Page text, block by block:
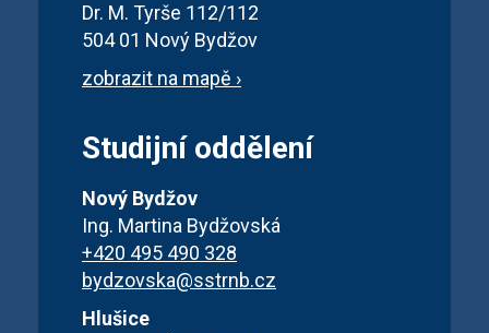
Dr. M. Tyrše 112/112
504 01 Nový Bydžov
zobrazit na mapě ›
Studijní oddělení
Nový Bydžov
Ing. Martina Bydžovská
+420 495 490 328
bydzovska@sstrnb.cz
Hlušice